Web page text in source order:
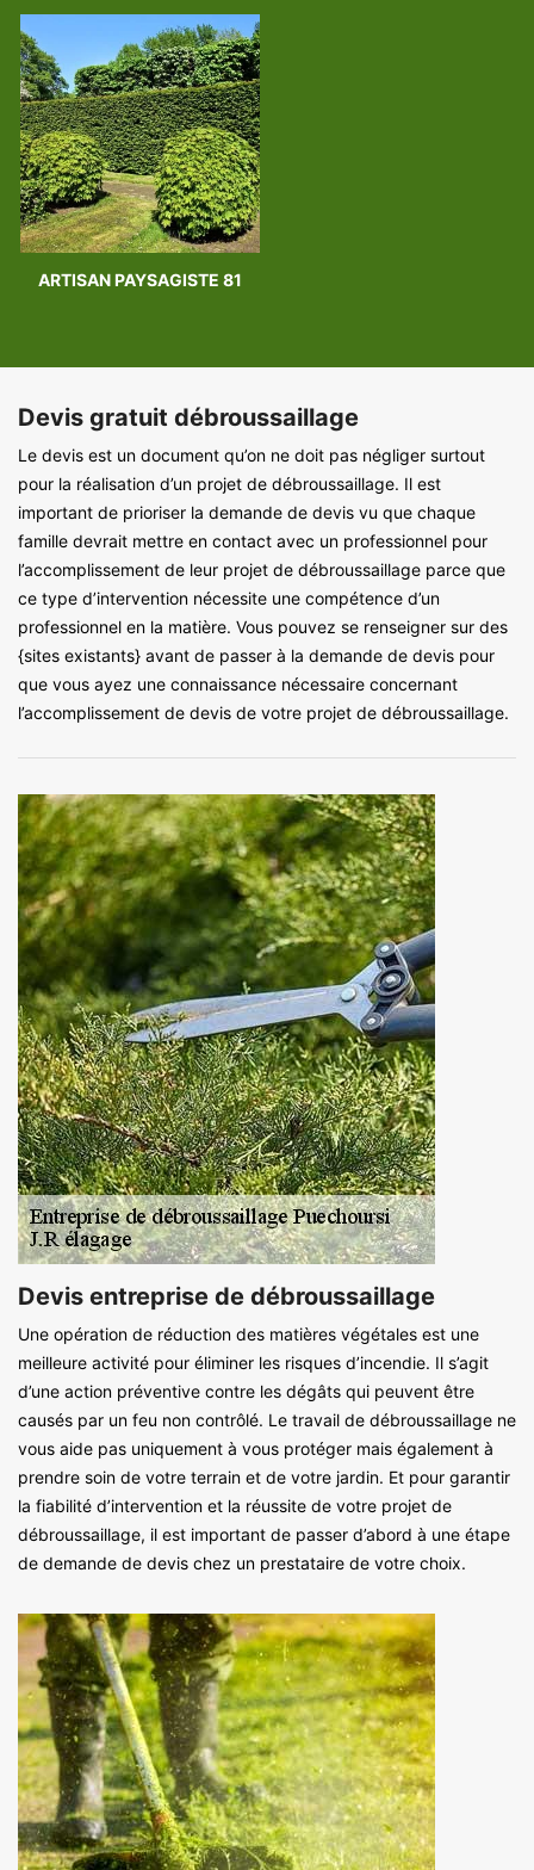
ARTISAN PAYSAGISTE 81
Devis gratuit débroussaillage
Le devis est un document qu’on ne doit pas négliger surtout
pour la réalisation d’un projet de débroussaillage. Il est
important de prioriser la demande de devis vu que chaque
famille devrait mettre en contact avec un professionnel pour
l’accomplissement de leur projet de débroussaillage parce que
ce type d’intervention nécessite une compétence d’un
professionnel en la matière. Vous pouvez se renseigner sur des
{sites existants} avant de passer à la demande de devis pour
que vous ayez une connaissance nécessaire concernant
l’accomplissement de devis de votre projet de débroussaillage.
Devis entreprise de débroussaillage
Une opération de réduction des matières végétales est une
meilleure activité pour éliminer les risques d’incendie. Il s’agit
d’une action préventive contre les dégâts qui peuvent être
causés par un feu non contrôlé. Le travail de débroussaillage ne
vous aide pas uniquement à vous protéger mais également à
prendre soin de votre terrain et de votre jardin. Et pour garantir
la fiabilité d’intervention et la réussite de votre projet de
débroussaillage, il est important de passer d’abord à une étape
de demande de devis chez un prestataire de votre choix.